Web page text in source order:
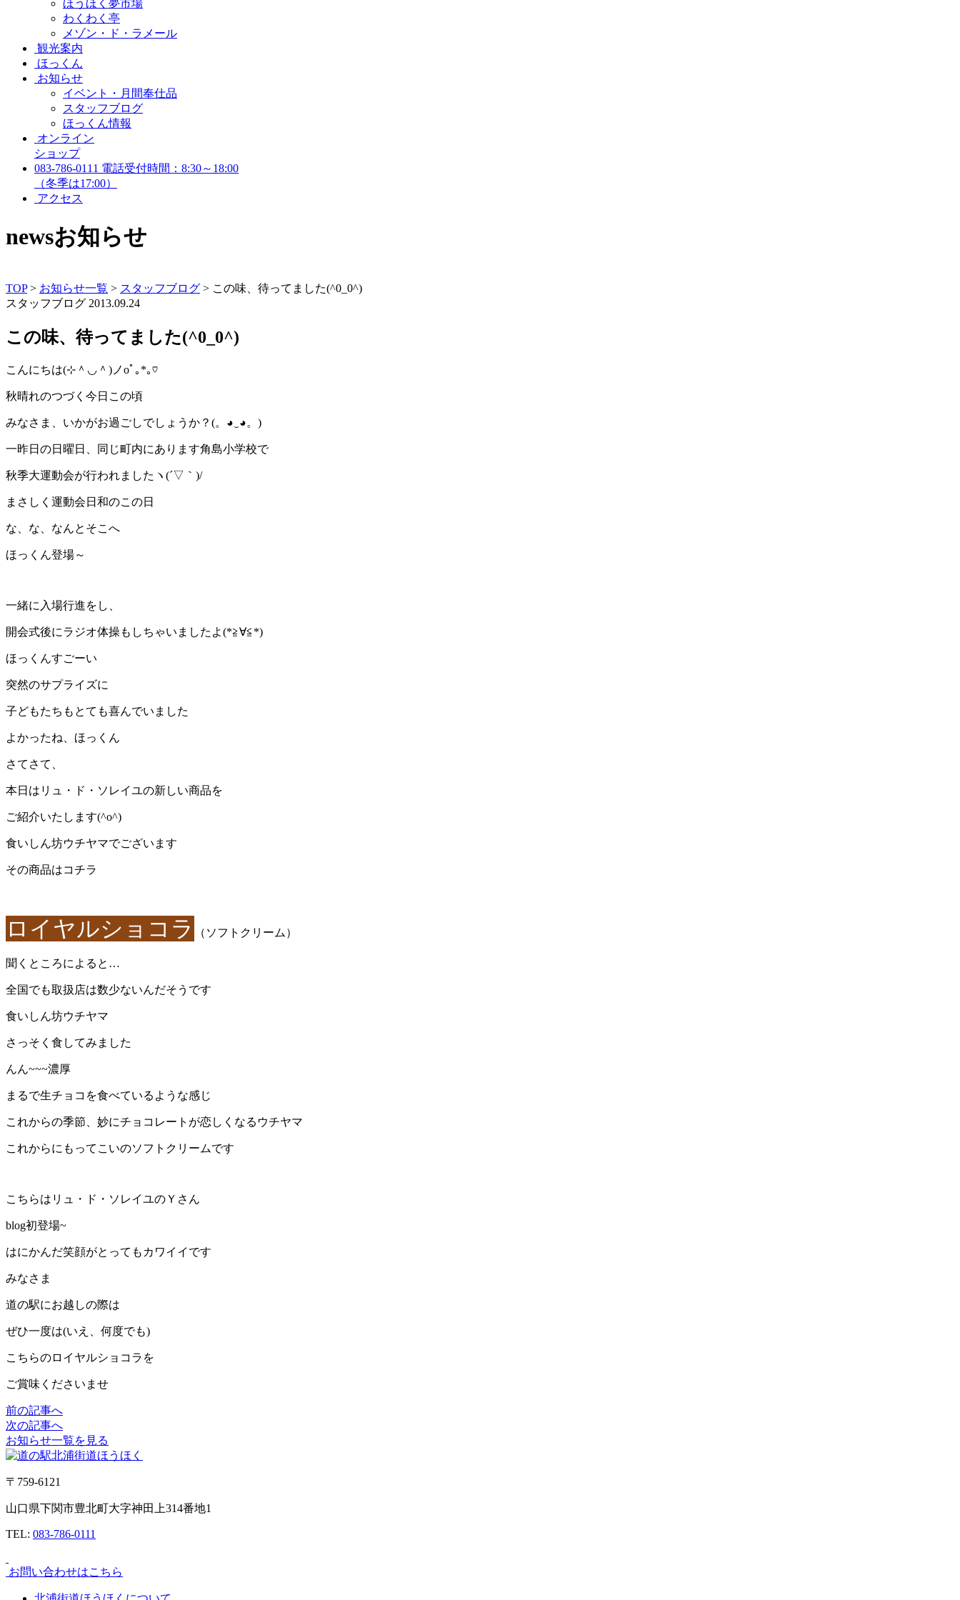
ほうほく夢市場
わくわく亭
メゾン・ド・ラメール
観光案内
ほっくん
お知らせ
イベント・月間奉仕品
スタッフブログ
ほっくん情報
オンライン
ショップ
083-786-0111 電話受付時間：8:30～18:00
（冬季は17:00）
アクセス
newsお知らせ
TOP> お知らせ一覧 > スタッフブログ > この味、待ってました(^0_0^)
スタッフブログ 2013.09.24
この味、待ってました(^0_0^)
こんにちは(⊹＾◡＾)ノoﾟ｡*｡♡
秋晴れのつづく今日この頃
みなさま、いかがお過ごしでしょうか？(。◕‿◕。)
一昨日の日曜日、同じ町内にあります角島小学校で
秋季大運動会が行われましたヽ(´▽｀)/
まさしく運動会日和のこの日
な、な、なんとそこへ
ほっくん登場～
一緒に入場行進をし、
開会式後にラジオ体操もしちゃいましたよ(*≧∀≦*)
ほっくんすごーい
突然のサプライズに
子どもたちもとても喜んでいました
よかったね、ほっくん
さてさて、
本日はリュ・ド・ソレイユの新しい商品を
ご紹介いたします(^o^)
食いしん坊ウチヤマでございます
その商品はコチラ
ロイヤルショコラ （ソフトクリーム）
聞くところによると…
全国でも取扱店は数少ないんだそうです
食いしん坊ウチヤマ
さっそく食してみました
んん~~~濃厚
まるで生チョコを食べているような感じ
これからの季節、妙にチョコレートが恋しくなるウチヤマ
これからにもってこいのソフトクリームです
こちらはリュ・ド・ソレイユのＹさん
blog初登場~
はにかんだ笑顔がとってもカワイイです
みなさま
道の駅にお越しの際は
ぜひ一度は(いえ、何度でも)
こちらのロイヤルショコラを
ご賞味くださいませ
前の記事へ
次の記事へ
お知らせ一覧を見る
〒759-6121
山口県下関市豊北町大字神田上314番地1
TEL: 083-786-0111
お問い合わせはこちら